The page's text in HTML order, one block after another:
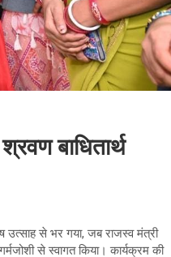
बाधितार्थ
उत्साह से भर गया, जब राजस्व मंत्री
से स्वागत किया। कार्यक्रम की